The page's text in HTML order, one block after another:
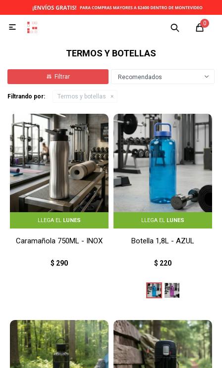
0

TERMOS Y BOTELLAS
Recomendados
Filtrando por: Termos y botellas
LLEGA EL LUNES
Caramañola 750ML - INOX
$ 290
LLEGA EL LUNES
Botella 1,8L - AZUL
$ 220